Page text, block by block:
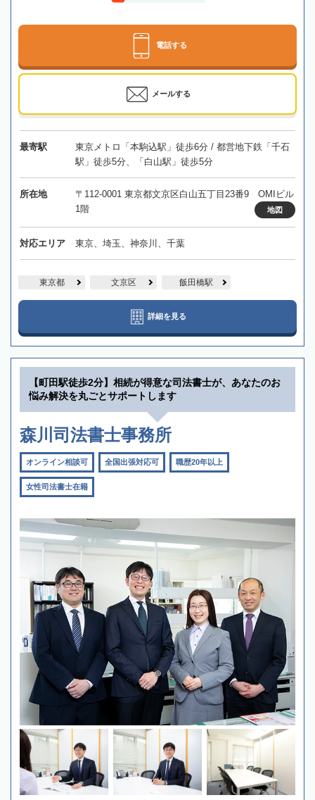
電話する
メールする
最寄駅
東京メトロ「本駒込駅」徒歩6分 / 都営地下鉄「千石
駅」徒歩5分、「白山駅」徒歩5分
所在地
〒112-0001 東京都文京区白山五丁目23番9 OMIビル
1階
地図
対応エリア 東京、埼玉、神奈川、千葉
東京都 文京区 飯田橋駅
詳細を見る
【町田駅徒歩2分】相続が得意な司法書士が、あなたのお
悩み解決を丸ごとサポートします
森川司法書士事務所
オンライン相談可 全国出張対応可 職歴20年以上
女性司法書士在籍